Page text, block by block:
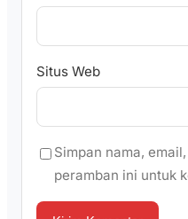
Situs Web
Simpan nama,
peramban ini untuk